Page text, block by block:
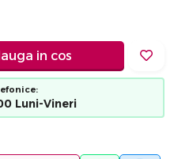
in cos
Luni-Vineri